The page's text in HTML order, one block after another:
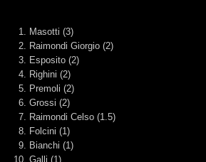
Masotti (3)
Raimondi Giorgio (2)
Esposito (2)
Righini (2)
Premoli (2)
Grossi (2)
Raimondi Celso (1.5)
Folcini (1)
Bianchi (1)
Galli (1)